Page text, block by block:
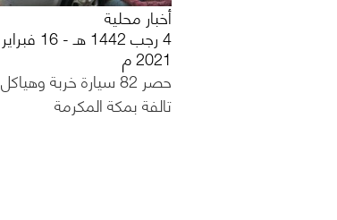
أخبار محلية
4 رجب 1442 هـ - 16 فبراير
2021 م
حصر 82 سيارة خربة وهياكل
تالفة بمكة المكرمة